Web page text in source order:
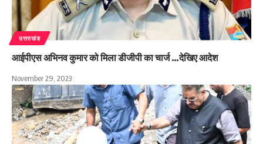
उत्तराखंड
आईपीएस अभिनव कुमार को मिला डीजीपी का चार्ज …देखिए आदेश
November 29, 2023